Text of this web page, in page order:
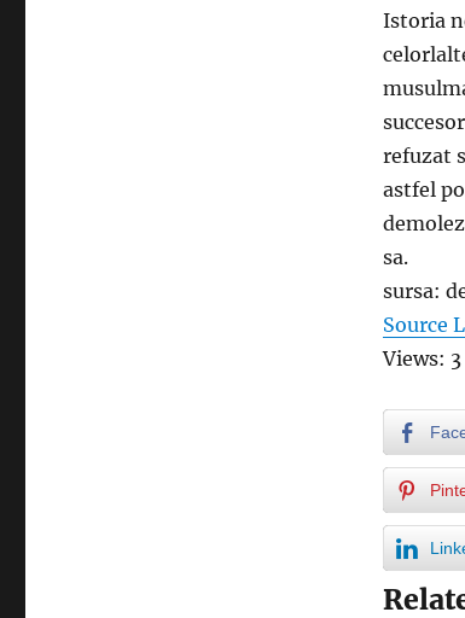
Istoria
refuzat
astfel
sa.
sursa:
Source
Views: 3